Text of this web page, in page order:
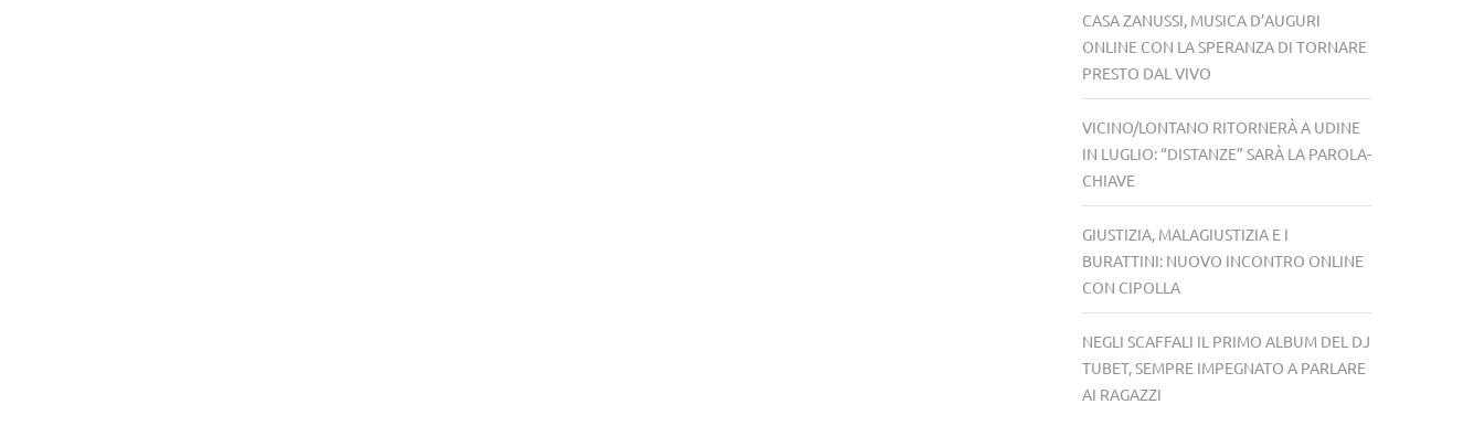
CASA ZANUSSI, MUSICA D’AUGURI
ONLINE CON LA SPERANZA DI TORNARE
PRESTO DAL VIVO
VICINO/LONTANO RITORNERÀ A UDINE
IN LUGLIO: “DISTANZE” SARÀ LA PAROLA-
CHIAVE
GIUSTIZIA, MALAGIUSTIZIA E I
BURATTINI: NUOVO INCONTRO ONLINE
CON CIPOLLA
NEGLI SCAFFALI IL PRIMO ALBUM DEL DJ
TUBET, SEMPRE IMPEGNATO A PARLARE
AI RAGAZZI